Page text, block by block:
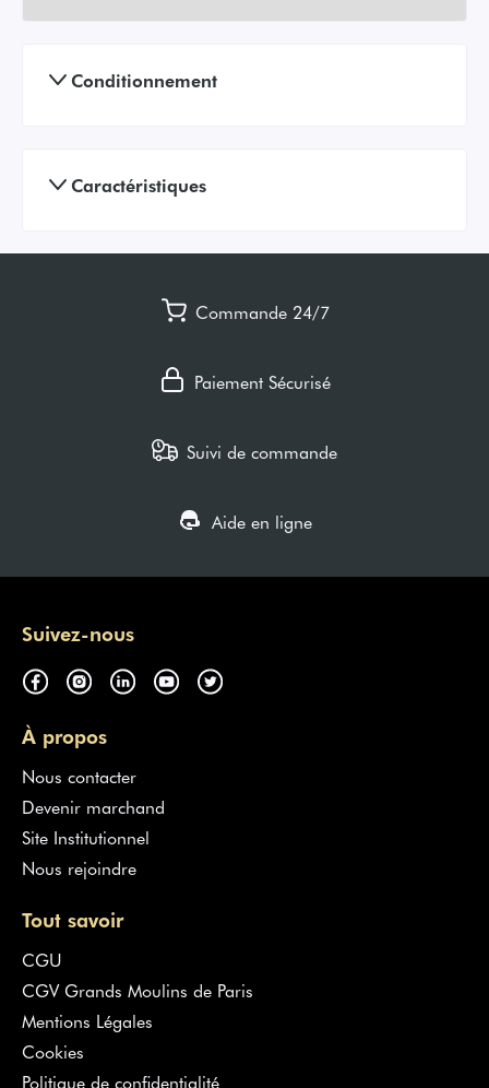
Conditionnement
Caractéristiques
Commande 24/7
Paiement Sécurisé
Suivi de commande
Aide en ligne
Suivez-nous
À propos
Nous contacter
Devenir marchand
Site Institutionnel
Nous rejoindre
Tout savoir
CGU
CGV Grands Moulins de Paris
Mentions Légales
Cookies
Politique de confidentialité